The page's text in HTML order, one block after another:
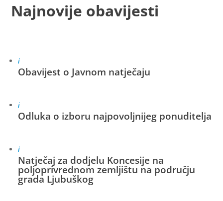
Najnovije obavijesti
i
Obavijest o Javnom natječaju
i
Odluka o izboru najpovoljnijeg ponuditelja
i
Natječaj za dodjelu Koncesije na
poljoprivrednom zemljištu na području
grada Ljubuškog